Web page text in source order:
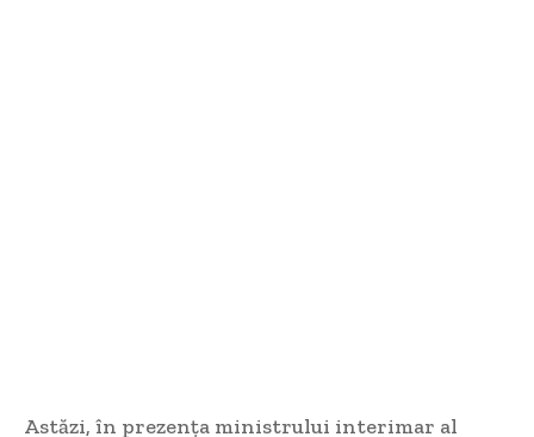
Astăzi, în prezența ministrului interimar al